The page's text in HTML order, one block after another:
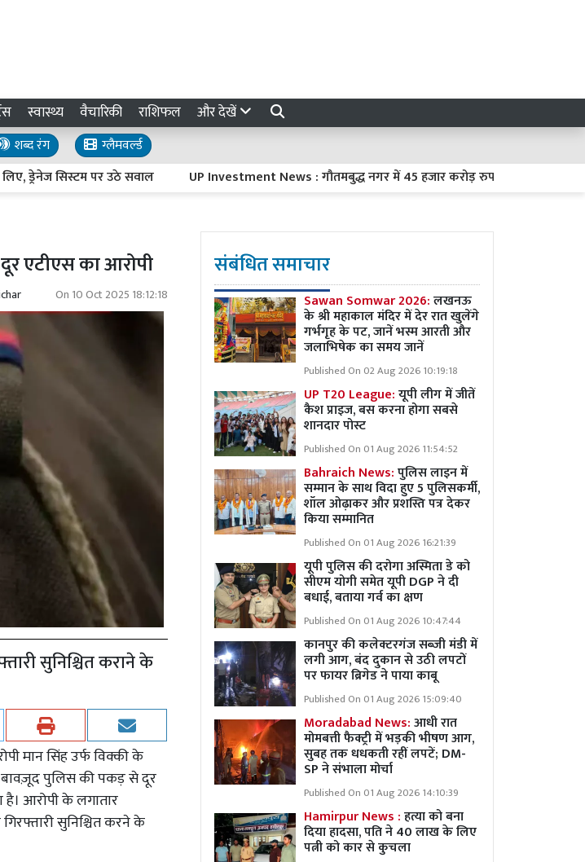
स्वास्थ्य वैचारिकी राशिफल और देखें
शब्द रंग
ग्लैमवर्ल्ड
सिस्टम पर उठे सवाल UP Investment News : गौतमबुद्ध नगर में 45 हजार करोड़ रुपये का निवेश करेंगी 8
एटीएस का आरोपी
On 10 Oct 2025 18:12:18
सुनिश्चित कराने के
मान सिंह उर्फ विक्की के
बावज़ूद पुलिस की पकड़ से दूर
है। आरोपी के लगातार
सुनिश्चित करने के
संबंधित समाचार
Sawan Somwar 2026:लखनऊ
के श्री महाकाल मंदिर में देर रात खुलेंगे
गर्भगृह के पट, जानें भस्म आरती और
जलाभिषेक का समय जानें
Published On 02 Aug 2026 10:19:18
UP T20 League:यूपी लीग में जीतें
कैश प्राइज, बस करना होगा सबसे
शानदार पोस्ट
Published On 01 Aug 2026 11:54:52
Bahraich News:पुलिस लाइन में
सम्मान के साथ विदा हुए 5 पुलिसकर्मी,
शॉल ओढ़ाकर और प्रशस्ति पत्र देकर
किया सम्मानित
Published On 01 Aug 2026 16:21:39
यूपी पुलिस की दरोगा अस्मिता डे को
सीएम योगी समेत यूपी DGP ने दी
बधाई, बताया गर्व का क्षण
Published On 01 Aug 2026 10:47:44
कानपुर की कलेक्टरगंज सब्जी मंडी में
लगी आग, बंद दुकान से उठी लपटों
पर फायर ब्रिगेड ने पाया काबू
Published On 01 Aug 2026 15:09:40
Moradabad News:आधी रात
मोमबत्ती फैक्ट्री में भड़की भीषण आग,
सुबह तक धधकती रहीं लपटें; DM-
SP ने संभाला मोर्चा
Published On 01 Aug 2026 14:10:39
Hamirpur News :हत्या को बना
दिया हादसा, पति ने 40 लाख के लिए
पत्नी को कार से कुचला